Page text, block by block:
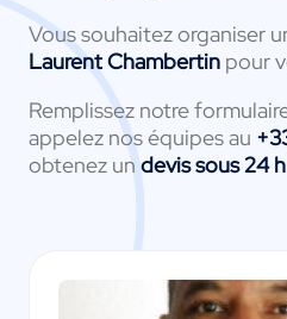
Vous souhaitez organiser
Laurent Chambertin pour
Remplissez notre
appelez nos équipes au
obtenez undevis sous 24 h